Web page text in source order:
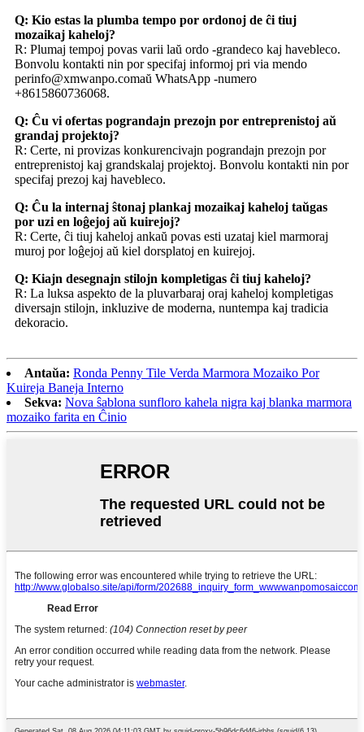
Q: Kio estas la plumba tempo por ordonoj de ĉi tiuj
mozaikaj kaheloj?
R: Plumaj tempoj povas varii laŭ ordo -grandeco kaj havebleco.
Bonvolu kontakti nin por specifaj informoj pri via mendo
perinfo@xmwanpo.comaŭ WhatsApp -numero
+8615860736068.
Q: Ĉu vi ofertas pograndajn prezojn por entreprenistoj aŭ
grandaj projektoj?
R: Certe, ni provizas konkurencivajn pograndajn prezojn por
entreprenistoj kaj grandskalaj projektoj. Bonvolu kontakti nin por
specifaj prezoj kaj havebleco.
Q: Ĉu la internaj ŝtonaj plankaj mozaikaj kaheloj taŭgas
por uzi en loĝejoj aŭ kuirejoj?
R: Certe, ĉi tiuj kaheloj ankaŭ povas esti uzataj kiel marmoraj
muroj por loĝejoj aŭ kiel dorsplatoj en kuirejoj.
Q: Kiajn desegnajn stilojn kompletigas ĉi tiuj kaheloj?
R: La luksa aspekto de la pluvarbaraj oraj kaheloj kompletigas
diversajn stilojn, inkluzive de moderna, nuntempa kaj tradicia
dekoracio.
Antaŭa: Ronda Penny Tile Verda Marmora Mozaiko Por
Kuireja Baneja Interno
Sekva: Nova ŝablona sunfloro kahela nigra kaj blanka marmora
mozaiko farita en Ĉinio